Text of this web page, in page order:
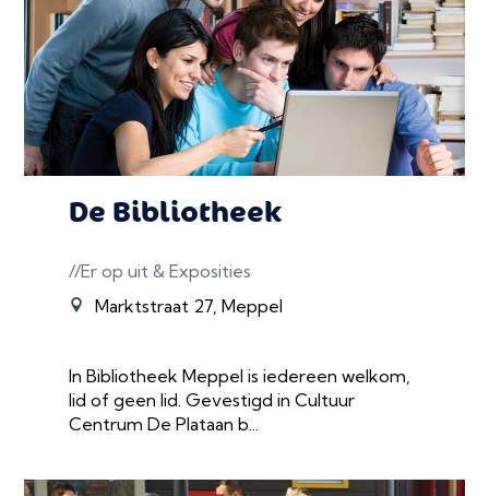
De Bibliotheek
//Er op uit & Exposities
Marktstraat 27, Meppel
In Bibliotheek Meppel is iedereen welkom,
lid of geen lid. Gevestigd in Cultuur
Centrum De Plataan b...